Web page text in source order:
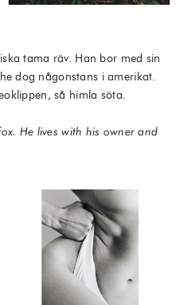
tama räv. Han bor med sin
dog någonstans i amerikat.
så himla söta.
He lives with his owner and